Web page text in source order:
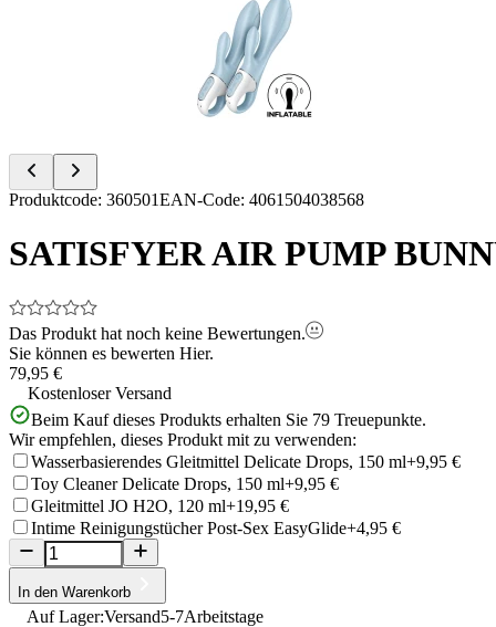
Item
of
5
Produktcode: 360501EAN-Code: 4061504038568
SATISFYER AIR PUMP
Das Produkt hat noch keine Bewertungen.
Sie können es bewerten Hier.
79,95 €
Kostenloser Versand
Beim Kauf dieses Produkts erhalten Sie 79 Treuepunkte.
Wir empfehlen, dieses Produkt mit zu verwenden:
Wasserbasierendes Gleitmittel Delicate Drops, 150 ml+9,95 €
Toy Cleaner Delicate Drops, 150 ml+9,95 €
Gleitmittel JO H2O, 120 ml+19,95 €
Intime Reinigungstücher Post-Sex EasyGlide+4,95 €
In den Warenkorb
Auf Lager:Versand5-7Arbeitstage